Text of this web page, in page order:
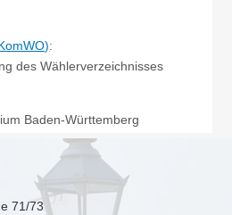
:
des Wählerverzeichnisses
Baden-Württemberg
71/73